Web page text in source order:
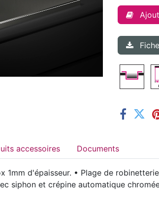
Produits accessoires Documents
1mm d'épaisseur. • Plage de
siphon et crépine automatique